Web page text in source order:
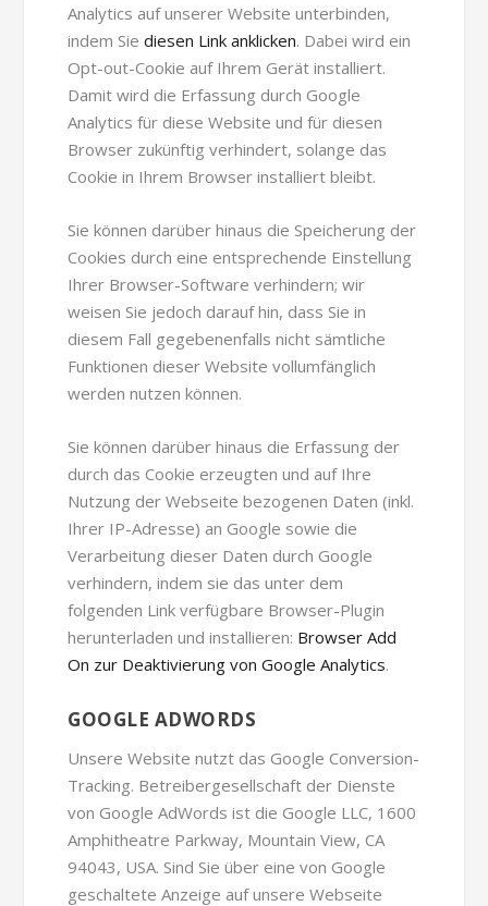
Analytics auf unserer Website unterbinden,
indem Siediesen Link anklicken. Dabei wird ein
Opt-out-Cookie auf Ihrem Gerät installiert.
Damit wird die Erfassung durch Google
Analytics für diese Website und für diesen
Browser zukünftig verhindert, solange das
Cookie in Ihrem Browser installiert bleibt.
Sie können darüber hinaus die Speicherung der
Cookies durch eine entsprechende Einstellung
Ihrer Browser-Software verhindern; wir
weisen Sie jedoch darauf hin, dass Sie in
diesem Fall gegebenenfalls nicht sämtliche
Funktionen dieser Website vollumfänglich
werden nutzen können.
Sie können darüber hinaus die Erfassung der
durch das Cookie erzeugten und auf Ihre
Nutzung der Webseite bezogenen Daten (inkl.
Ihrer IP-Adresse) an Google sowie die
Verarbeitung dieser Daten durch Google
verhindern, indem sie das unter dem
folgenden Link verfügbare Browser-Plugin
herunterladen und installieren: Browser Add
On zur Deaktivierung von Google Analytics.
GOOGLE ADWORDS
Unsere Website nutzt das Google Conversion-
Tracking. Betreibergesellschaft der Dienste
von Google AdWords ist die Google LLC, 1600
Amphitheatre Parkway, Mountain View, CA
94043, USA. Sind Sie über eine von Google
geschaltete Anzeige auf unsere Webseite